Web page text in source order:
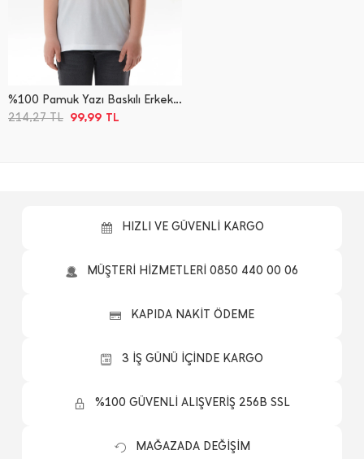
%100 Pamuk Yazı Baskılı Erkek Çocuk Tişört
214,27TL 99,99 TL
HIZLI VE GÜVENLİ KARGO
MÜŞTERİ HİZMETLERİ 0850 440 00 06
KAPIDA NAKİT ÖDEME
3 İŞ GÜNÜ İÇİNDE KARGO
%100 GÜVENLİ ALIŞVERİŞ 256B SSL
MAĞAZADA DEĞİŞİM